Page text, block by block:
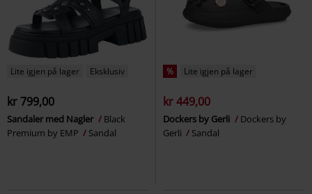
Lite igjen på lager Eksklusiv
kr 799,00
Sandaler med Nagler
Black
Premium by EMP
Sandal
% Lite igjen på lager
kr 449,00
Dockers by Gerli
Dockers by
Gerli
Sandal